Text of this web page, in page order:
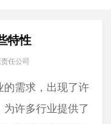
特性
任公司
需求，出现了许
许多行业提供了